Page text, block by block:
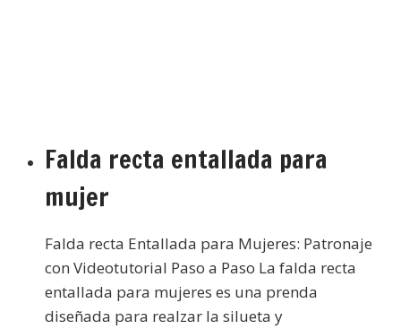
Falda recta entallada para
mujer
Falda recta Entallada para Mujeres: Patronaje
con Videotutorial Paso a Paso La falda recta
entallada para mujeres es una prenda
diseñada para realzar la silueta y